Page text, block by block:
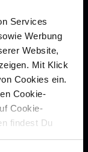
Services
Werbung
Website,
Mit Klick
Cookies ein.
Cookie-
Cookie-
findest Du
.